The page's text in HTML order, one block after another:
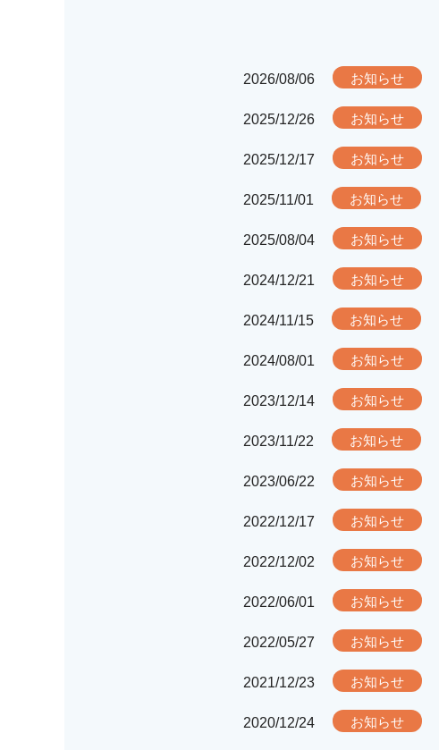
2026/08/06 お知らせ
2025/12/26 お知らせ
2025/12/17 お知らせ
2025/11/01 お知らせ
2025/08/04 お知らせ
2024/12/21 お知らせ
2024/11/15 お知らせ
2024/08/01 お知らせ
2023/12/14 お知らせ
2023/11/22 お知らせ
2023/06/22 お知らせ
2022/12/17 お知らせ
2022/12/02 お知らせ
2022/06/01 お知らせ
2022/05/27 お知らせ
2021/12/23 お知らせ
2020/12/24 お知らせ